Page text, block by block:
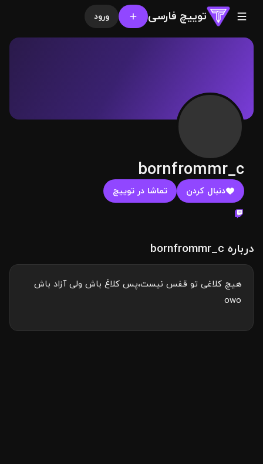
توییچ فارسی ورود
bornfrommr_c
دنبال کردن تماشا در توییچ
درباره bornfrommr_c
هیچ کلاغی تو قفس نیست،پس کلاغ باش ولی آزاد باش
owo